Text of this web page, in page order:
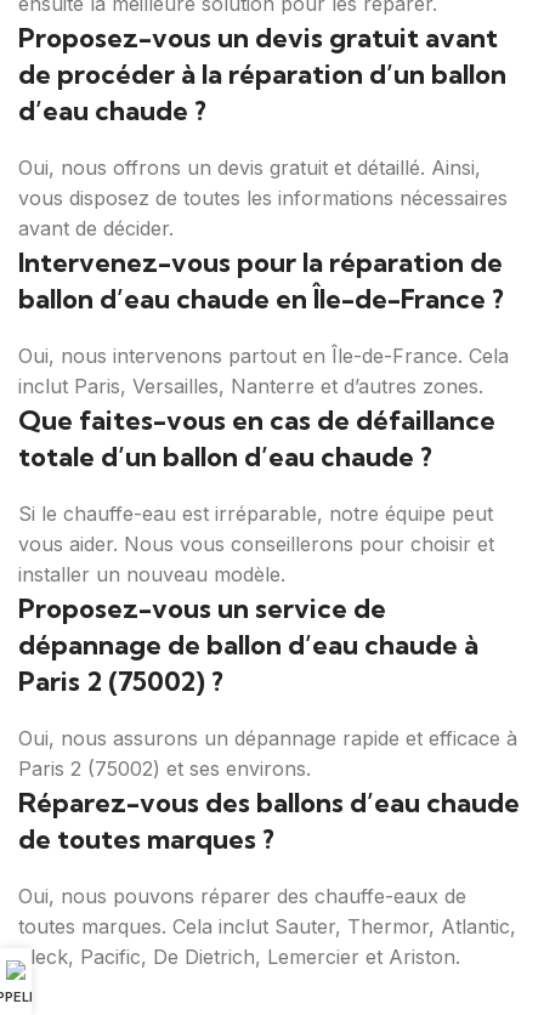
Proposez-vous un devis gratuit avant
de procéder à la réparation d’un ballon
d’eau chaude ?
Oui, nous offrons un devis gratuit et détaillé. Ainsi,
vous disposez de toutes les informations nécessaires
avant de décider.
Intervenez-vous pour la réparation de
ballon d’eau chaude en Île-de-France ?
Oui, nous intervenons partout en Île-de-France. Cela
inclut Paris, Versailles, Nanterre et d’autres zones.
Que faites-vous en cas de défaillance
totale d’un ballon d’eau chaude ?
Si le chauffe-eau est irréparable, notre équipe peut
vous aider. Nous vous conseillerons pour choisir et
installer un nouveau modèle.
Proposez-vous un service de
dépannage de ballon d’eau chaude à
Paris 2 (75002) ?
Oui, nous assurons un dépannage rapide et efficace à
Paris 2 (75002) et ses environs.
Réparez-vous des ballons d’eau chaude
de toutes marques ?
Oui, nous pouvons réparer des chauffe-eaux de
toutes marques. Cela inclut Sauter, Thermor, Atlantic,
Fleck, Pacific, De Dietrich, Lemercier et Ariston.